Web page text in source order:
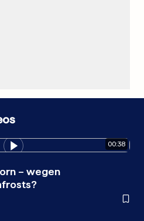
00:38
– wegen